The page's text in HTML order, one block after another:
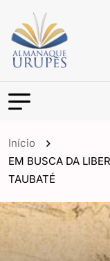
Início
EM BUSCA DA
TAUBATÉ